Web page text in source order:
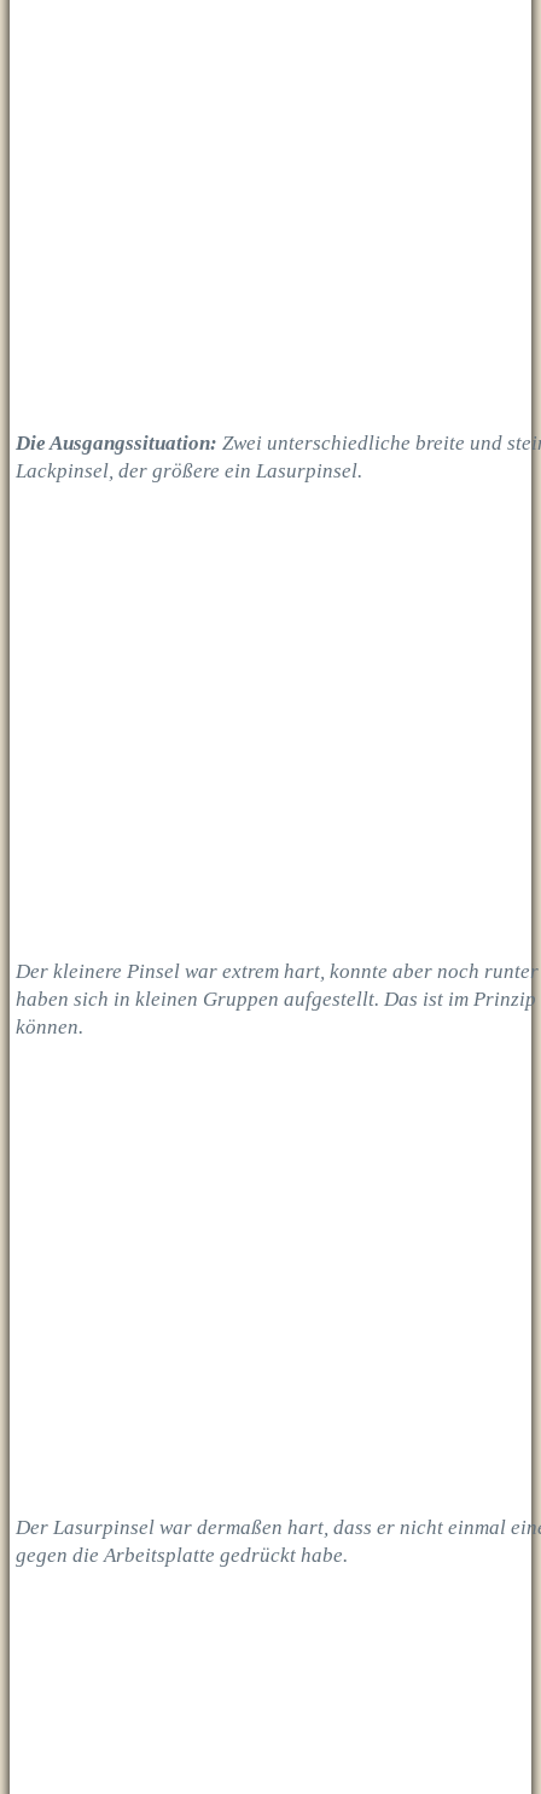
Die Ausgangssituation: Zwei unterschiedliche breite und
Lackpinsel, der größere ein Lasurpinsel.
Der kleinere Pinsel war extrem hart, konnte aber noch
haben sich in kleinen Gruppen aufgestellt. Das ist im
können.
Der Lasurpinsel war dermaßen hart, dass er nicht einmal
gegen die Arbeitsplatte gedrückt habe.